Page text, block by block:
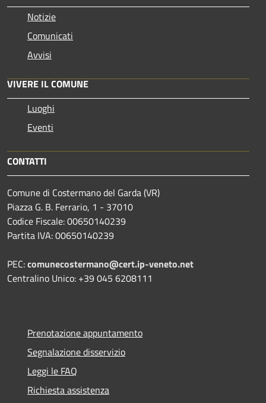
Notizie
Comunicati
Avvisi
VIVERE IL COMUNE
Luoghi
Eventi
CONTATTI
Comune di Costermano del Garda (VR)
Piazza G. B. Ferrario, 1 - 37010
Codice Fiscale: 00650140239
Partita IVA: 00650140239
PEC:comunecostermano@cert.ip-veneto.net
Centralino Unico: +39 045 6208111
Prenotazione appuntamento
Segnalazione disservizio
Leggi le FAQ
Richiesta assistenza